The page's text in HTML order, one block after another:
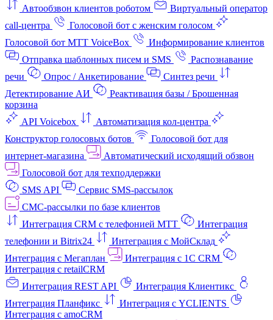
Автообзвон клиентов роботом
Виртуальный оператор
call-центра
Голосовой бот с женским голосом
Голосовой бот МТТ VoiceBox
Информирование клиентов
Отправка шаблонных писем и SMS
Распознавание
речи
Опрос / Анкетирование
Синтез речи
Детектирование АИ
Реактивация базы / Брошенная
корзина
API Voicebox
Автоматизация кол‑центра
Конструктор голосовых ботов
Голосовой бот для
интернет‑магазина
Автоматический исходящий обзвон
Голосовой бот для техподдержки
SMS API
Сервис SMS-рассылок
СМС-рассылки по базе клиентов
Интеграция CRM с телефонией МТТ
Интеграция
телефонии и Bitrix24
Интеграция с МойСклад
Интеграция с Мегаплан
Интеграция с 1C CRM
Интеграция с retailCRM
Интеграция REST API
Интеграция Клиентикс
Интеграция Планфикс
Интеграция с YCLIENTS
Интеграция с amoCRM